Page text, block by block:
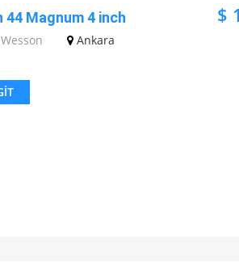
44 Magnum 4 inch
Ankara
$